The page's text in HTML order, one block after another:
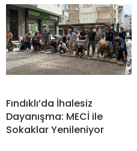
Fındıklı’da İhalesiz
Dayanışma: MECİ ile
Sokaklar Yenileniyor